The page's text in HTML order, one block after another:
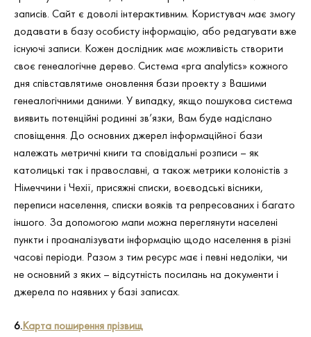
записів. Сайт є доволі інтерактивним. Користувач має змогу
додавати в базу особисту інформацію, або редагувати вже
існуючі записи. Кожен дослідник має можливість створити
своє генеалогічне дерево. Система «pra analytics» кожного
дня співставлятиме оновлення бази проекту з Вашими
генеалогічними даними. У випадку, якщо пошукова система
виявить потенційні родинні зв’язки, Вам буде надіслано
сповіщення. До основних джерел інформаційної бази
належать метричні книги та сповідальні розписи – як
католицькі так і православні, а також метрики колоністів з
Німеччини і Чехії, присяжні списки, воєводські вісники,
переписи населення, списки вояків та репресованих і багато
іншого. За допомогою мапи можна переглянути населені
пункти і проаналізувати інформацію щодо населення в різні
часові періоди. Разом з тим ресурс має і певні недоліки, чи
не основний з яких – відсутність посилань на документи і
джерела по наявних у базі записах.
6.Карта поширення прізвищ